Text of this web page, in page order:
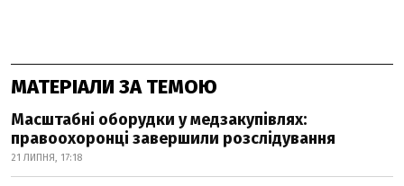
МАТЕРІАЛИ ЗА ТЕМОЮ
Масштабні оборудки у медзакупівлях:
правоохоронці завершили розслідування
21 ЛИПНЯ, 17:18